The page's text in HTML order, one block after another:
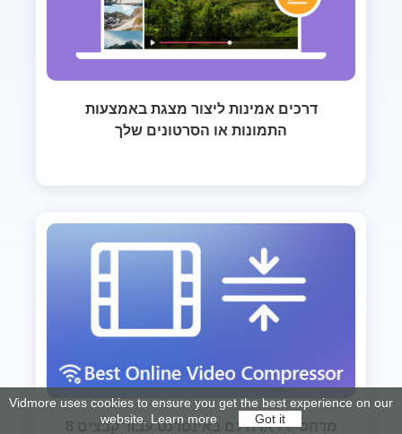
דרכים אמינות ליצור מצגת באמצעות
התמונות או הסרטונים שלך
Vidmore uses cookies to ensure you get the best experience on our
website. Learn more Got it